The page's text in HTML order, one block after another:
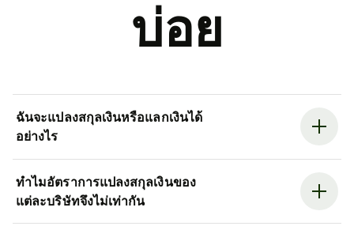
บ่อย
ฉันจะแปลงสกุลเงินหรือแลกเงินได้
อย่างไร
ทำไมอัตราการแปลงสกุลเงินของ
แต่ละบริษัทจึงไม่เท่ากัน